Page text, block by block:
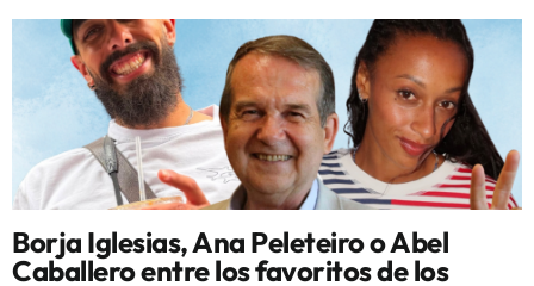
Borja Iglesias, Ana Peleteiro o Abel
Caballero entre los favoritos de los